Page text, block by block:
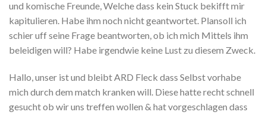
und komische Freunde, Welche dass kein Stuck bekifft mir
kapitulieren. Habe ihm noch nicht geantwortet. Plansoll ich
schier uff seine Frage beantworten, ob ich mich Mittels ihm
beleidigen will? Habe irgendwie keine Lust zu diesem Zweck.
Hallo, unser ist und bleibt ARD Fleck dass Selbst vorhabe
mich durch dem match kranken will. Diese hatte recht schnell
gesucht ob wir uns treffen wollen & hat vorgeschlagen dass